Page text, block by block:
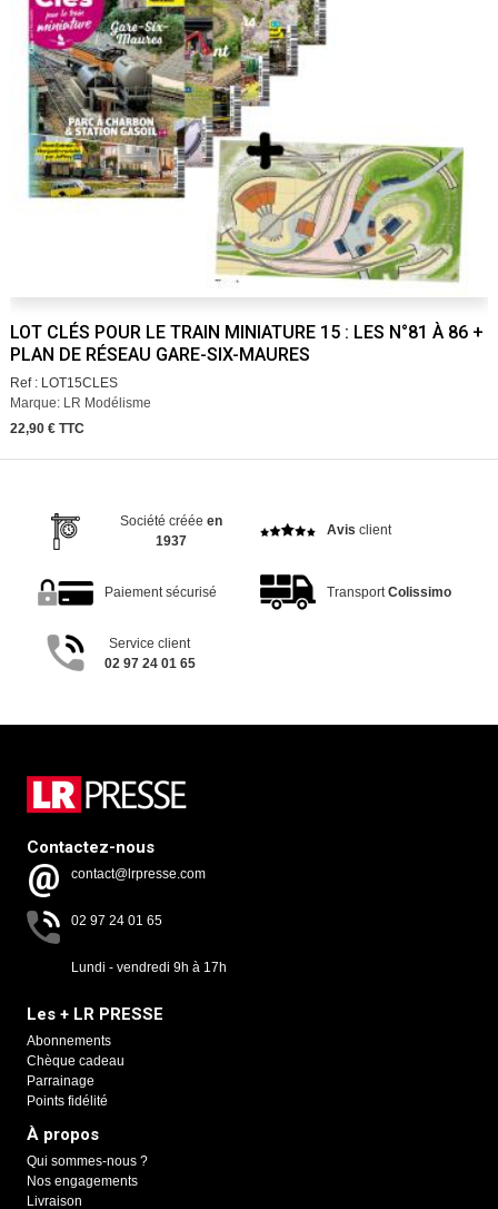
LOT CLÉS POUR LE TRAIN MINIATURE 15 : LES N°81 À 86 +
PLAN DE RÉSEAU GARE-SIX-MAURES
Ref : LOT15CLES
Marque: LR Modélisme
22,90 € TTC
Société créée en
1937
Avis client
Paiement sécurisé TransportColissimo
Service client
02 97 24 01 65
Contactez-nous
contact@lrpresse.com
02 97 24 01 65
Lundi - vendredi 9h à 17h
Les + LR PRESSE
Abonnements
Chèque cadeau
Parrainage
Points fidélité
À propos
Qui sommes-nous ?
Nos engagements
Livraison